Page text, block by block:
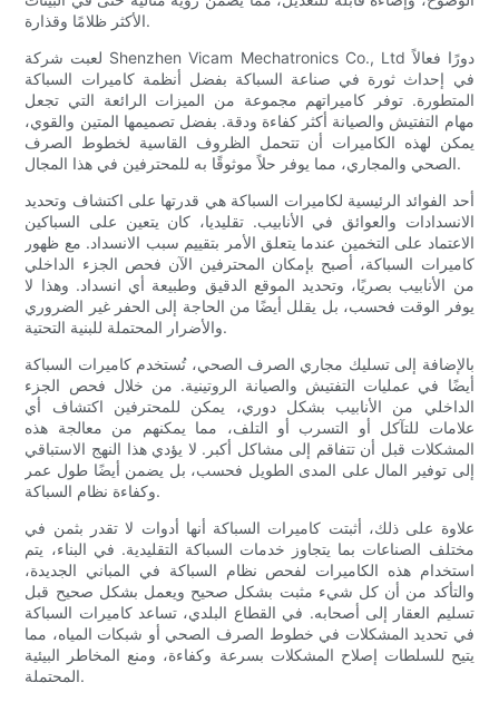
الأكثر ظلامًا وقذارة.
لعبت شركة Shenzhen Vicam Mechatronics Co., Ltd دورًا فعالاً
في إحداث ثورة في صناعة السباكة بفضل أنظمة كاميرات السباكة
المتطورة. توفر كاميراتهم مجموعة من الميزات الرائعة التي تجعل
مهام التفتيش والصيانة أكثر كفاءة ودقة. بفضل تصميمها المتين والقوي،
يمكن لهذه الكاميرات أن تتحمل الظروف القاسية لخطوط الصرف
الصحي والمجاري، مما يوفر حلاً موثوقًا به للمحترفين في هذا المجال.
أحد الفوائد الرئيسية لكاميرات السباكة هي قدرتها على اكتشاف وتحديد
الانسدادات والعوائق في الأنابيب. تقليديا، كان يتعين على السباكين
الاعتماد على التخمين عندما يتعلق الأمر بتقييم سبب الانسداد. مع ظهور
كاميرات السباكة، أصبح بإمكان المحترفين الآن فحص الجزء الداخلي
من الأنابيب بصريًا، وتحديد الموقع الدقيق وطبيعة أي انسداد. وهذا لا
يوفر الوقت فحسب، بل يقلل أيضًا من الحاجة إلى الحفر غير الضروري
والأضرار المحتملة للبنية التحتية.
بالإضافة إلى تسليك مجاري الصرف الصحي، تُستخدم كاميرات السباكة
أيضًا في عمليات التفتيش والصيانة الروتينية. من خلال فحص الجزء
الداخلي من الأنابيب بشكل دوري، يمكن للمحترفين اكتشاف أي
علامات للتآكل أو التسرب أو التلف، مما يمكنهم من معالجة هذه
المشكلات قبل أن تتفاقم إلى مشاكل أكبر. لا يؤدي هذا النهج الاستباقي
إلى توفير المال على المدى الطويل فحسب، بل يضمن أيضًا طول عمر
وكفاءة نظام السباكة.
علاوة على ذلك، أثبتت كاميرات السباكة أنها أدوات لا تقدر بثمن في
مختلف الصناعات بما يتجاوز خدمات السباكة التقليدية. في البناء، يتم
استخدام هذه الكاميرات لفحص نظام السباكة في المباني الجديدة،
والتأكد من أن كل شيء مثبت بشكل صحيح ويعمل بشكل صحيح قبل
تسليم العقار إلى أصحابه. في القطاع البلدي، تساعد كاميرات السباكة
في تحديد المشكلات في خطوط الصرف الصحي أو شبكات المياه، مما
يتيح للسلطات إصلاح المشكلات بسرعة وكفاءة، ومنع المخاطر البيئية
المحتملة.